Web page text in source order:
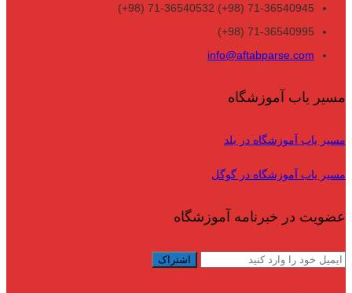
71-36540945 (98+) 71-36540532 (98+)
71-36540995 (98+)
info@aftabparse.com
مسیر یاب آموزشگاه
مسیر یاب آموزشگاه در بلد
مسیر یاب آموزشگاه در گوگل
عضویت در خبرنامه آموزشگاه